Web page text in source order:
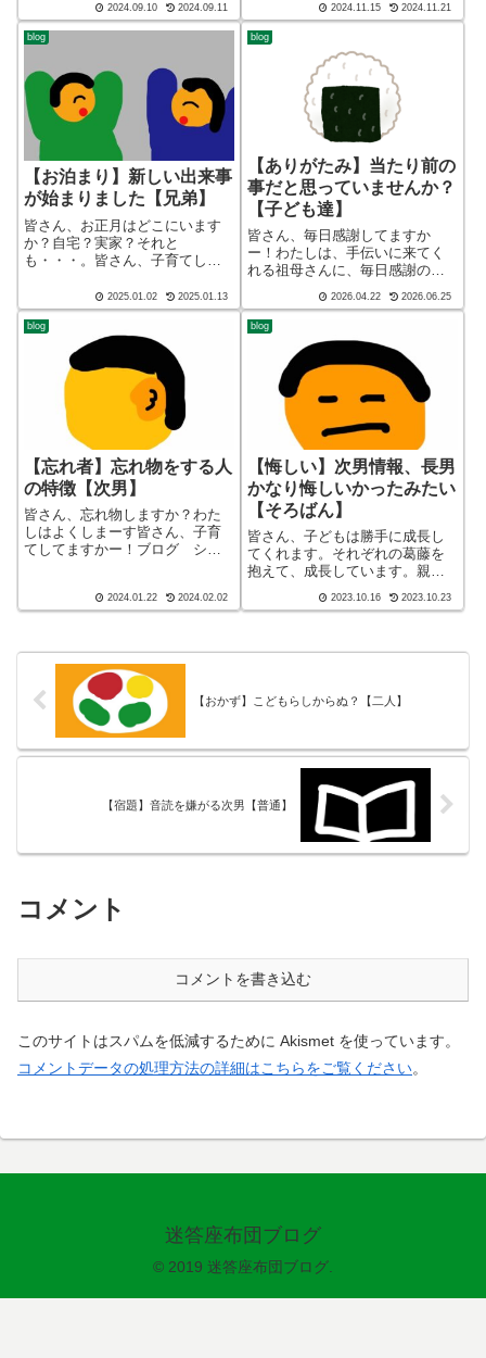
グ ショート バージョン（blog
short ver）こんばんわ、迷答座
布団ブログの運営をしているざ
ぶ(@meito...
2024.09.10 2024.09.11
short ver）こんばんわ、迷答座
布団ブログの運営をしているざ
ぶ(@meitou_zab...
2024.11.15 2024.11.21
blog
【お泊まり】新しい出来事
が始まりました【兄弟】
皆さん、お正月はどこにいます
か？自宅？実家？それと
も・・・。皆さん、子育てして
バージョン（blog short ver）こ
んばんわ、迷答座布団ブログの
運営をしているざぶ
(@meitou_zabuton)です。わた...
2025.01.02 2025.01.13
blog
【ありがたみ】当たり前の
事だと思っていませんか？
【子ども達】
皆さん、毎日感謝してますか
ー！わたしは、手伝いに来てく
れる祖母さんに、毎日感謝の
ます。もちろん、子ども達も、
今では当たり前の様に、祖母さ
んが帰る前に「ありがとう」を
言っています。皆さん、子育て
してますかー！こんば...
2026.04.22 2026.06.25
blog
【忘れ者】忘れ物をする人
の特徴【次男】
皆さん、忘れ物しますか？わた
しはよくしまーす皆さん、子育
てしてますかー！ブログ ショ
ログの運営をしている ざぶ
2024.01.22 2024.02.02
blog
【悔しい】次男情報、長男
かなり悔しいかったみたい
【そろばん】
皆さん、子どもは勝手に成長し
てくれます。それぞれの葛藤を
抱えて、成長しています。親と
一の方法なんです。皆さん、子
ver）こんばんわ、迷答座布団...
2023.10.16 2023.10.23
【おかず】こどもらしからぬ？【二人】
【宿題】音読を嫌がる次男【普通】
コメント
コメントを書き込む
このサイトはスパムを低減するために Akismet を使っています。
コメントデータの処理方法の詳細はこちらをご覧ください。
迷答座布団ブログ
© 2019 迷答座布団ブログ.